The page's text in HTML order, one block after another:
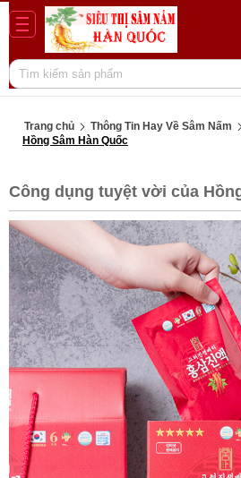
Trang chủ Thông Tin Hay Về Sâm Nấm
Hồng Sâm Hàn Quốc
Công dụng tuyệt vời của